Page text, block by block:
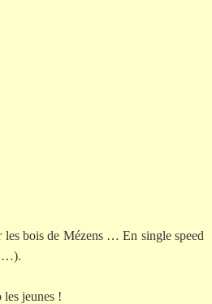
les bois de Mézens … En single speed
…).
les jeunes !